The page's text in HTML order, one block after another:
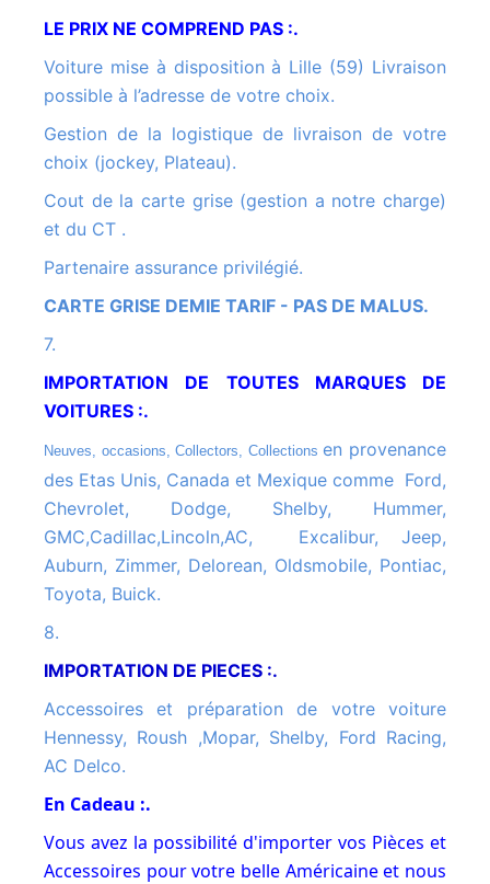
LE PRIX NE COMPREND PAS :.
Voiture mise à disposition à Lille (59) Livraison
possible à l’adresse de votre choix.
Gestion de la logistique de livraison de votre
choix (jockey, Plateau).
Cout de la carte grise (gestion a notre charge)
et du CT .
Partenaire assurance privilégié.
CARTE GRISE DEMIE TARIF - PAS DE MALUS.
7.
IMPORTATION DE TOUTES MARQUES DE
VOITURES :.
Neuves, occasions, Collectors, Collectionsen provenance
des Etas Unis, Canada et Mexique comme Ford,
Chevrolet, Dodge, Shelby, Hummer,
GMC,Cadillac,Lincoln,AC, Excalibur, Jeep,
Auburn, Zimmer, Delorean, Oldsmobile, Pontiac,
Toyota, Buick.
8.
IMPORTATION DE PIECES :.
Accessoires et préparation de votre voiture
Hennessy, Roush ,Mopar, Shelby, Ford Racing,
AC Delco.
En Cadeau :.
Vous avez la possibilité d'importer vos Pièces et
Accessoires pour votre belle Américaine et nous